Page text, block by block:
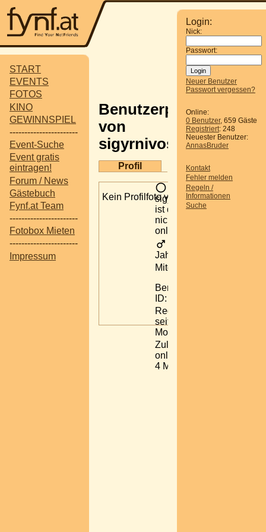
START
EVENTS
FOTOS
KINO
GEWINNSPIEL
-----------------------
Event-Suche
Event gratis
eintragen!
Forum / News
Gästebuch
Fynf.at Team
-----------------------
Fotobox Mieten
-----------------------
Impressum
Login:
Nick:
Passwort:
Neuer Benutzer
Passwort vergessen?
Online:
0 Benutzer, 659 Gäste
Registriert: 248
Neuester Benutzer:
AnnasBruder
Kontakt
Fehler melden
Regeln /
Informationen
Suche
Benutzerprofil
von
sigyrnivosigyrn
Profil
Kein Profilfoto verfügbar
sigyrnivosigyrn
ist derzeit
nicht
online.
Jahre alt
Mitglied
Benutzer-
ID: 38013
Registriert:
seit 4
Monaten
Zuletzt
online: vor
4 Monaten